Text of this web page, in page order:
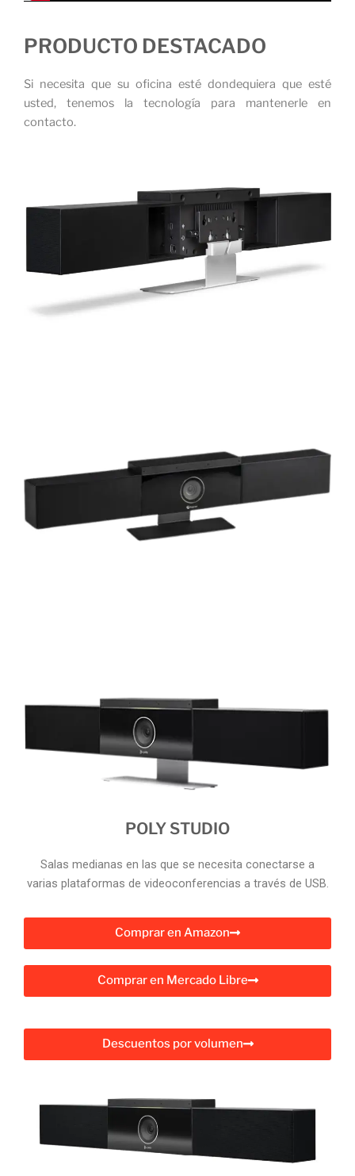
PRODUCTO DESTACADO
Si necesita que su oficina esté dondequiera que esté
usted, tenemos la tecnología para mantenerle en
contacto.
POLY STUDIO
Salas medianas en las que se necesita conectarse a
varias plataformas de videoconferencias a través de USB.
Comprar en Amazon
Comprar en Mercado Libre
Descuentos por volumen